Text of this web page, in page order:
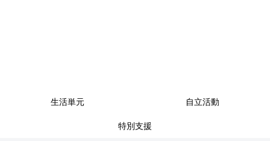
生活単元 自立活動
特別支援